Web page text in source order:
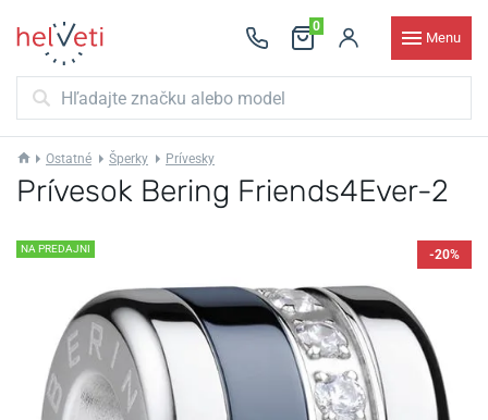
0
Menu
Ostatné Šperky Prívesky
Prívesok Bering Friends4Ever-2
NA PREDAJNI -20%